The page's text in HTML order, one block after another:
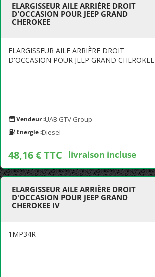
ELARGISSEUR AILE ARRIÈRE DROIT
D'OCCASION POUR JEEP GRAND
CHEROKEE
ELARGISSEUR AILE ARRIÈRE DROIT
D'OCCASION POUR JEEP GRAND CHEROKEE
Vendeur :UAB GTV Group
Energie :Diesel
48,16 € TTC livraison incluse
ELARGISSEUR AILE ARRIÈRE DROIT
D'OCCASION POUR JEEP GRAND
CHEROKEE IV
1MP34R